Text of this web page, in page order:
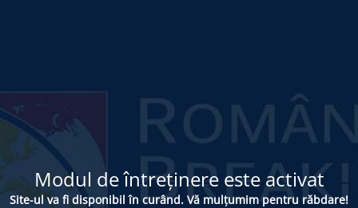
Modul de întreținere este activat
Site-ul va fi disponibil în curând. Vă mulțumim pentru răbdare!